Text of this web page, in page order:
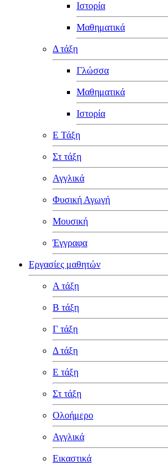
Ιστορία
Μαθηματικά
Δ τάξη
Γλώσσα
Μαθηματικά
Ιστορία
Ε Τάξη
Στ τάξη
Αγγλικά
Φυσική Αγωγή
Μουσική
Έγγραφα
Εργασίες μαθητών
Α τάξη
Β τάξη
Γ τάξη
Δ τάξη
Ε τάξη
Στ τάξη
Ολοήμερο
Αγγλικά
Εικαστικά